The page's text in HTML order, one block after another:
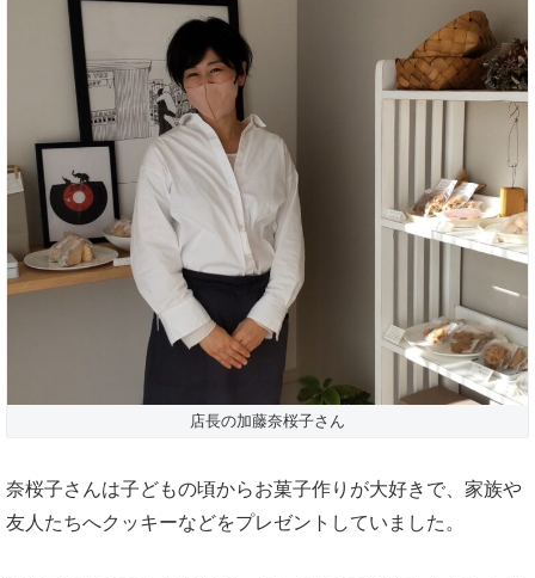
店長の加藤奈桜子さん
奈桜子さんは子どもの頃からお菓子作りが大好きで、家族や
友人たちへクッキーなどをプレゼントしていました。